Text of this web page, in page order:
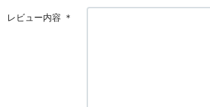
レビュー内容 ＊